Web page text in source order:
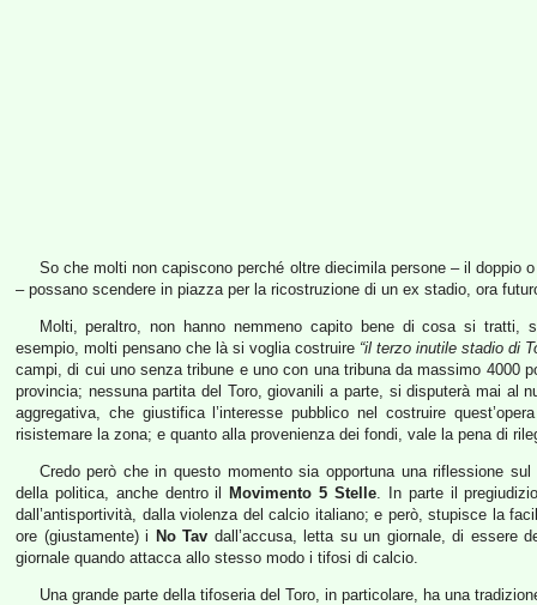
So che molti non capiscono perché oltre diecimila persone – il doppio
– possano scendere in piazza per la ricostruzione di un ex stadio, ora
Molti, peraltro, non hanno nemmeno capito bene di cosa si tratti,
esempio, molti pensano che là si voglia costruire “il terzo inutile stadio di
campi, di cui uno senza tribune e uno con una tribuna da massimo 4000
provincia; nessuna partita del Toro, giovanili a parte, si disputerà mai al
aggregativa, che giustifica l’interesse pubblico nel costruire
risistemare la zona; e quanto alla provenienza dei fondi, vale la pena di
Credo però che in questo momento sia opportuna una riflessione
della politica, anche dentro il
Movimento 5 Stelle. In parte il
dall’antisportività, dalla violenza del calcio italiano; e però, stupisce la
ore (giustamente) i No Tav dall’accusa, letta su un giornale, di essere
giornale quando attacca allo stesso modo i tifosi di calcio.
Una grande parte della tifoseria del Toro, in particolare, ha una